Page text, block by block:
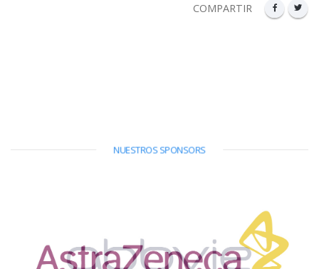
COMPARTIR
NUESTROS SPONSORS